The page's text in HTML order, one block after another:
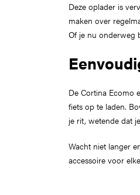
Deze oplader is
maken over
Of je nu onderweg
De Cortina Ecomo
fiets op te laden.
je rit, wetende dat
Wacht niet langer
accessoire voor